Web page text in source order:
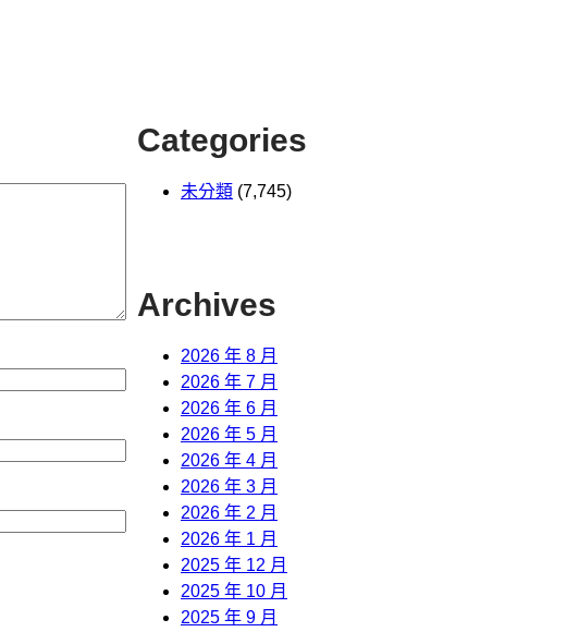
Categories
未分類 (7,745)
Archives
2026 年 8 月
2026 年 7 月
2026 年 6 月
2026 年 5 月
2026 年 4 月
2026 年 3 月
2026 年 2 月
2026 年 1 月
2025 年 12 月
2025 年 10 月
2025 年 9 月